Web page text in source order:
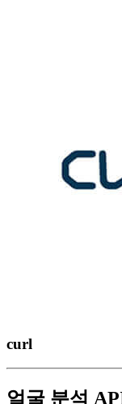
curl
얼굴 분석